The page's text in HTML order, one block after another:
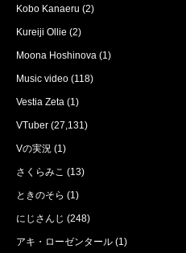
Kobo Kanaeru (2)
Kureiji Ollie (2)
Moona Hoshinova (1)
Music video (118)
Vestia Zeta (1)
VTuber (27,131)
Vの実況 (1)
さくらみこ (13)
ときのそら (1)
にじさんじ (248)
アキ・ローゼンタール (1)